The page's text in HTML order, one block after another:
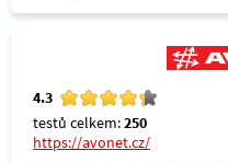
4.3
testů celkem:250
https://avonet.cz/